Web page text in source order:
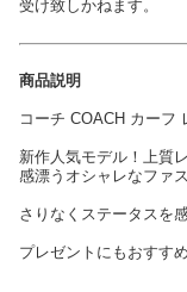
受け致しかねます。
商品説明
コーチ COACH カーフ
新作人気モデル！上質
感漂うオシャレなファ
さりなくステータスを
プレゼントにもおすす